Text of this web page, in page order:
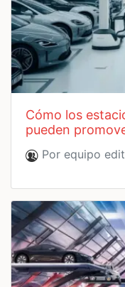
cómo los estacionamientos públicos
pueden
Por equipo